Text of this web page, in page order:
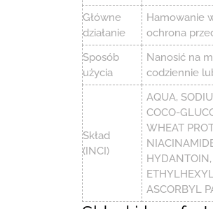
Główne
działanie
Hamowanie
ochrona
Sposób
użycia
Nanosić na
codziennie
Skład
(INCI)
AQUA,
COCO-
WHEAT
HYDANTOIN,
ASCORBYL